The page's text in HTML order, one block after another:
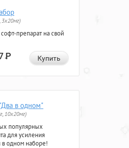
3x20мг)
препарат на свой
Р Купить
в одном"
10x20мг)
популярных
для усиления
в одном наборе!